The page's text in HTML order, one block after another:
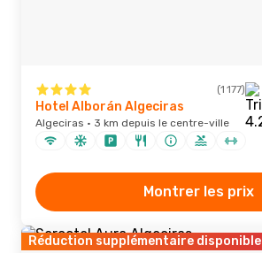
(1 177)
Hotel Alborán Algeciras
Algeciras · 3 km depuis le centre-ville
Montrer les prix
Réduction supplémentaire disponible